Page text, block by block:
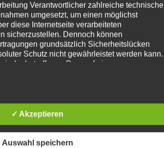
Verantwortlicher zahlreiche technische
umgesetzt, um einen möglichst
diese Internetseite verarbeiteten
sicherzustellen. Dennoch können
grundsätzlich Sicherheitslücken
Schutz nicht gewährleistet werden kann.
jeder betroffenen Person frei,
beruht auf den
durch den Europäischen
✓ Akzeptieren
Auswahl speichern